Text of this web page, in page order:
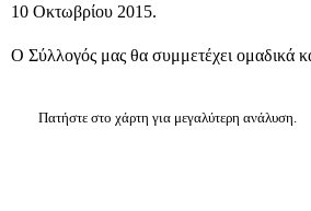
10 Οκτωβρίου 2015.
Ο Σύλλογός μας θα συμμετέχει ομαδικά
Πατήστε στο χάρτη για μεγαλύτερη ανάλυση.